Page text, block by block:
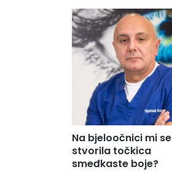
Na bjeloočnici mi se
stvorila točkica
smeđkaste boje?